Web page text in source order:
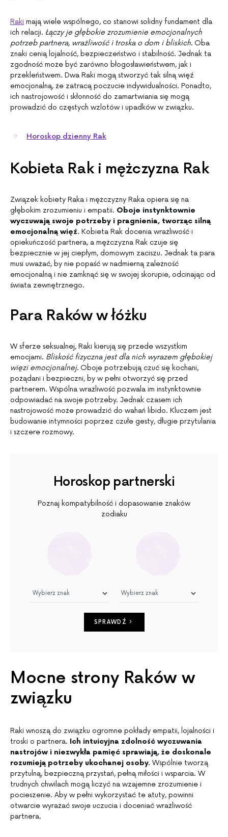
Raki mają wiele wspólnego, co stanowi solidny fundament dla
ich relacji. Łączy je głębokie zrozumienie emocjonalnych
potrzeb partnera, wrażliwość i troska o dom i bliskich. Oba
znaki cenią lojalność, bezpieczeństwo i stabilność. Jednak ta
zgodność może być zarówno błogosławieństwem, jak i
przekleństwem. Dwa Raki mogą stworzyć tak silną więź
emocjonalną, że zatracą poczucie indywidualności. Ponadto,
ich nastrojowość i skłonność do zamartwiania się mogą
prowadzić do częstych wzlotów i upadków w związku.
Horoskop dzienny Rak
Kobieta Rak i mężczyzna Rak
Związek kobiety Raka i mężczyzny Raka opiera się na
głębokim zrozumieniu i empatii. Oboje instynktownie
wyczuwają swoje potrzeby i pragnienia, tworząc silną
emocjonalną więź. Kobieta Rak docenia wrażliwość i
opiekuńczość partnera, a mężczyzna Rak czuje się
bezpiecznie w jej ciepłym, domowym zaciszu. Jednak ta para
musi uważać, by nie popaść w nadmierną zależność
emocjonalną i nie zamknąć się w swojej skorupie, odcinając od
świata zewnętrznego.
Para Raków w łóżku
W sferze seksualnej, Raki kierują się przede wszystkim
emocjami. Bliskość fizyczna jest dla nich wyrazem głębokiej
więzi emocjonalnej. Oboje potrzebują czuć się kochani,
pożądani i bezpieczni, by w pełni otworzyć się przed
partnerem. Wspólna wrażliwość pozwala im instynktownie
odpowiadać na swoje potrzeby. Jednak czasem ich
nastrojowość może prowadzić do wahań libido. Kluczem jest
budowanie intymności poprzez czułe gesty, długie przytulania
i szczere rozmowy.
Horoskop partnerski
Poznaj kompatybilność i dopasowanie znaków
zodiaku
SPRAWDŹ
Mocne strony Raków w
związku
Raki wnoszą do związku ogromne pokłady empatii, lojalności i
troski o partnera. Ich intuicyjna zdolność wyczuwania
nastrojów i niezwykła pamięć sprawiają, że doskonale
rozumieją potrzeby ukochanej osoby. Wspólnie tworzą
przytulną, bezpieczną przystań, pełną miłości i wsparcia. W
trudnych chwilach mogą liczyć na wzajemne zrozumienie i
pocieszenie. Aby w pełni wykorzystać te atuty, powinni
otwarcie wyrażać swoje uczucia i doceniać wrażliwość
partnera.